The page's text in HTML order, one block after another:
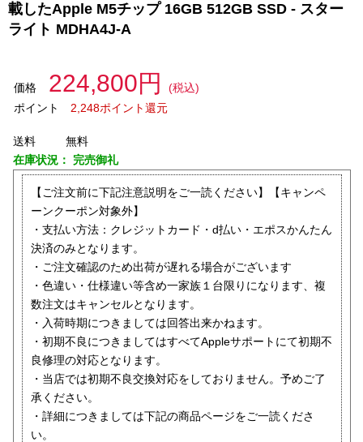
載したApple M5チップ 16GB 512GB SSD - スター
ライト MDHA4J-A
価格 224,800円
(税込)
ポイント
2,248ポイント還元
送料
無料
在庫状況： 完売御礼
【ご注文前に下記注意説明をご一読ください】【キャンペ
ーンクーポン対象外】
・支払い方法：クレジットカード・d払い・エポスかんたん
決済のみとなります。
・ご注文確認のため出荷が遅れる場合がございます
・色違い・仕様違い等含め一家族１台限りになります、複
数注文はキャンセルとなります。
・入荷時期につきましては回答出来かねます。
・初期不良につきましてはすべてAppleサポートにて初期不
良修理の対応となります。
・当店では初期不良交換対応をしておりません。予めご了
承ください。
・詳細につきましては下記の商品ページをご一読くださ
い。